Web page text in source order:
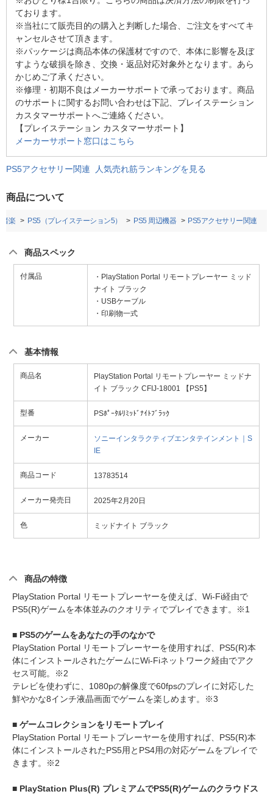
ております。
※当社にて販売目的の購入と判断した場合、ご注文をすべてキ
ャンセルさせて頂きます。
※パッケージは商品本体の保護材ですので、本体に影響を及ぼ
すような破損を除き、交換・返品対応対象外となります。あら
かじめご了承ください。
※修理・初期不良はメーカーサポートで承っております。商品
のサポートに関するお問い合わせは下記、プレイステーション
カスタマーサポートへご連絡ください。
【プレイステーション カスタマーサポート】
メーカーサポート窓口はこちら
PS5アクセサリー関連 人気売れ筋ランキングを見る
商品について
楽 PS5（プレイステーション5） PS5 周辺機器 PS5アクセサリー関連
商品スペック
付属品
・PlayStation Portal リモートプレーヤー ミッド
ナイト ブラック
・USBケーブル
・印刷物一式
基本情報
商品名
PlayStation Portal リモートプレーヤー ミッドナ
イト ブラック CFIJ-18001 【PS5】
型番 PSﾎﾟｰﾀﾙﾘﾐｯﾄﾞﾅｲﾄﾌﾞﾗｯｸ
メーカー
ソニーインタラクティブエンタテインメント｜S
IE
商品コード 13783514
メーカー発売日 2025年2月20日
色 ミッドナイト ブラック
商品の特徴
PlayStation Portal リモートプレーヤーを使えば、Wi-Fi経由で
PS5(R)ゲームを本体並みのクオリティでプレイできます。※1
■ PS5のゲームをあなたの手のなかで
PlayStation Portal リモートプレーヤーを使用すれば、PS5(R)本
体にインストールされたゲームにWi-Fiネットワーク経由でアク
セス可能。※2
テレビを使わずに、1080pの解像度で60fpsのプレイに対応した
鮮やかな8インチ液晶画面でゲームを楽しめます。※3
■ ゲームコレクションをリモートプレイ
PlayStation Portal リモートプレーヤーを使用すれば、PS5(R)本
体にインストールされたPS5用とPS4用の対応ゲームをプレイで
きます。※2
■ PlayStation Plus(R) プレミアムでPS5(R)ゲームのクラウドス